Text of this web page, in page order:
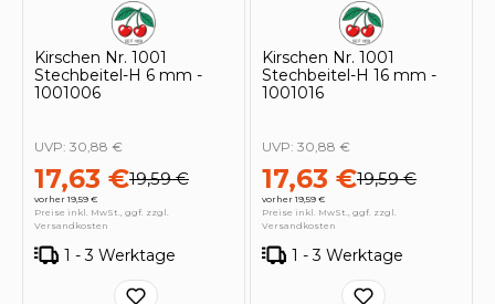
Kirschen Nr. 1001
Stechbeitel-H 6 mm -
1001006
17,63 €19,59 €
vorher 19,59 €
UVP: 30,88 €
Preise inkl. MwSt., ggf. zzgl.
Versandkosten
1 - 3 Werktage
Kirschen Nr. 1001
Stechbeitel-H 16 mm -
1001016
17,63 €19,59 €
vorher 19,59 €
UVP: 30,88 €
Preise inkl. MwSt., ggf. zzgl.
Versandkosten
1 - 3 Werktage